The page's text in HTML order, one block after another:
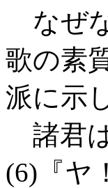
なぜ
歌の素
派に示
諸君
(6)『ヤ